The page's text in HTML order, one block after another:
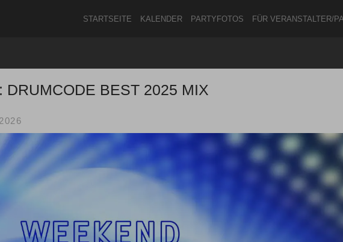
STARTSEITE KALENDER PARTYFOTOS FÜR VERANSTALTER/
DRUMCODE BEST 2025 MIX
ANMELDEN
Angemeldet bleiben